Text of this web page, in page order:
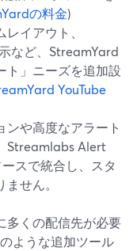
の料金)
イアウト、
など、StreamYard
ト」ニーズを追加設
YouTube
や高度なアラート
Streamlabs Alert
スで統合し、スタ
せん。
多くの配信先が必要
ような追加ツール